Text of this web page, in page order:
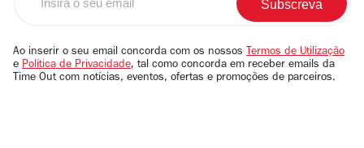
email
Ao inserir o seu email concorda com os nossos Termos de Utilização
e Política de Privacidade, tal como concorda em receber emails da
Time Out com notícias, eventos, ofertas e promoções de parceiros.